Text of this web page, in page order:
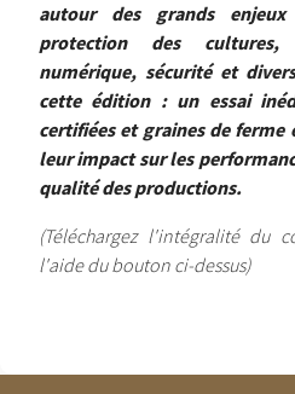
autour des grands
protection des cultures,
numérique, sécurité et
cette édition : un essai
certifiées et graines de ferme
leur impact sur les
qualité des productions.
(Téléchargez l'intégralité du
l'aide du bouton ci-dessus)